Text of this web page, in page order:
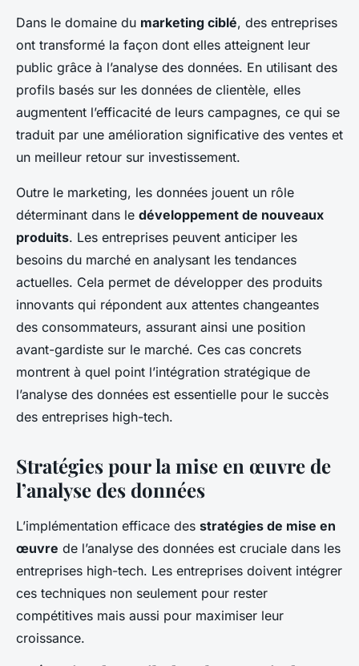
Dans le domaine du marketing ciblé, des entreprises
ont transformé la façon dont elles atteignent leur
public grâce à l’analyse des données. En utilisant des
profils basés sur les données de clientèle, elles
augmentent l’efficacité de leurs campagnes, ce qui se
traduit par une amélioration significative des ventes et
un meilleur retour sur investissement.
Outre le marketing, les données jouent un rôle
déterminant dans le développement de nouveaux
produits. Les entreprises peuvent anticiper les
besoins du marché en analysant les tendances
actuelles. Cela permet de développer des produits
innovants qui répondent aux attentes changeantes
des consommateurs, assurant ainsi une position
avant-gardiste sur le marché. Ces cas concrets
montrent à quel point l’intégration stratégique de
l’analyse des données est essentielle pour le succès
des entreprises high-tech.
Stratégies pour la mise en œuvre de
l’analyse des données
L’implémentation efficace des stratégies de mise en
œuvre de l’analyse des données est cruciale dans les
entreprises high-tech. Les entreprises doivent intégrer
ces techniques non seulement pour rester
compétitives mais aussi pour maximiser leur
croissance.